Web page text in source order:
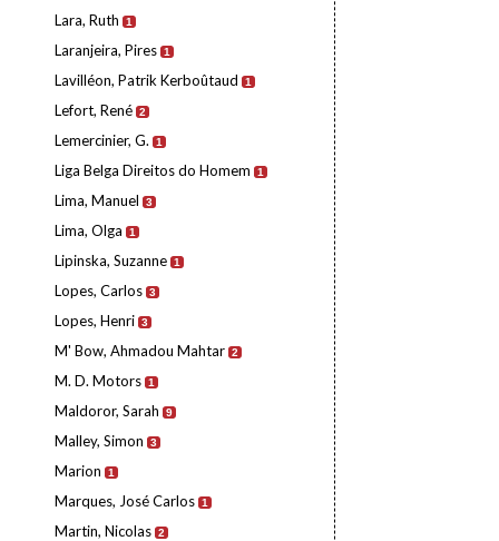
Lara, Ruth 1
Laranjeira, Pires 1
Lavilléon, Patrik Kerboûtaud 1
Lefort, René 2
Lemercinier, G. 1
Liga Belga Direitos do Homem 1
Lima, Manuel 3
Lima, Olga 1
Lipinska, Suzanne 1
Lopes, Carlos 3
Lopes, Henri 3
M' Bow, Ahmadou Mahtar 2
M. D. Motors 1
Maldoror, Sarah 9
Malley, Simon 3
Marion 1
Marques, José Carlos 1
Martin, Nicolas 2